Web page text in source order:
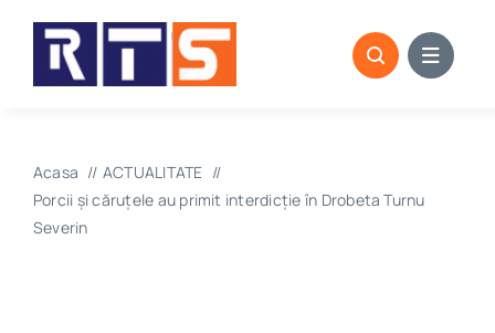
content
Acasa
ACTUALITATE
Porcii și căruțele au primit interdicție în Drobeta Turnu
Severin